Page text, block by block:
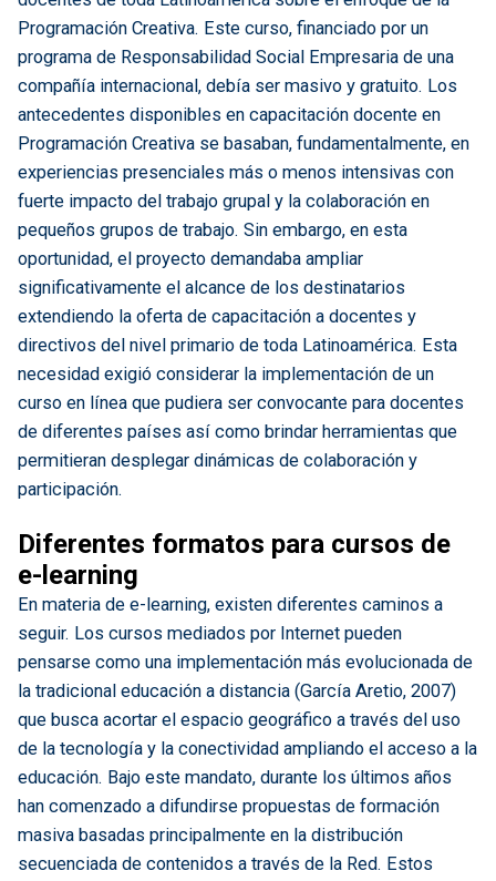
Programación Creativa. Este curso, financiado por un
programa de Responsabilidad Social Empresaria de una
compañía internacional, debía ser masivo y gratuito. Los
antecedentes disponibles en capacitación docente en
Programación Creativa se basaban, fundamentalmente, en
experiencias presenciales más o menos intensivas con
fuerte impacto del trabajo grupal y la colaboración en
pequeños grupos de trabajo. Sin embargo, en esta
oportunidad, el proyecto demandaba ampliar
significativamente el alcance de los destinatarios
extendiendo la oferta de capacitación a docentes y
directivos del nivel primario de toda Latinoamérica. Esta
necesidad exigió considerar la implementación de un
curso en línea que pudiera ser convocante para docentes
de diferentes países así como brindar herramientas que
permitieran desplegar dinámicas de colaboración y
participación.
Diferentes formatos para cursos de
e-learning
En materia de e-learning, existen diferentes caminos a
seguir. Los cursos mediados por Internet pueden
pensarse como una implementación más evolucionada de
la tradicional educación a distancia (García Aretio, 2007)
que busca acortar el espacio geográfico a través del uso
de la tecnología y la conectividad ampliando el acceso a la
educación. Bajo este mandato, durante los últimos años
han comenzado a difundirse propuestas de formación
masiva basadas principalmente en la distribución
secuenciada de contenidos a través de la Red. Estos